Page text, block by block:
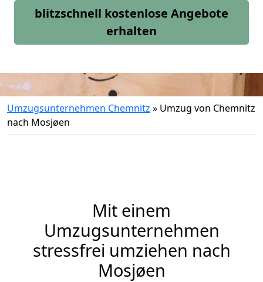
blitzschnell kostenlose Angebote
erhalten
Umzugsunternehmen Chemnitz » Umzug von Chemnitz
nach Mosjøen
Mit einem
Umzugsunternehmen
stressfrei umziehen nach
Mosjøen